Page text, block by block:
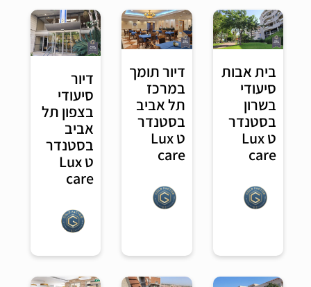
בית אבות
סיעודי
בשרון
בסטנדר
ט Lux
care
דיור תומך
במרכז
תל אביב
בסטנדר
ט Lux
care
דיור
סיעודי
בצפון תל
אביב
בסטנדר
ט Lux
care